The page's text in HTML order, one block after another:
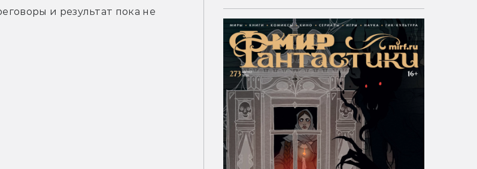
и результат пока не